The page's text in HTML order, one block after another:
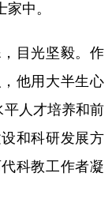
中。
目光坚毅。作
他用大半生心
平人才培养和前
和科研发展方
科教工作者凝